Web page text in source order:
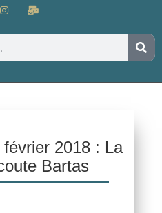
2018 : La
Bartas